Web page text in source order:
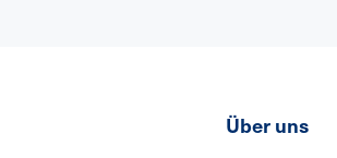
Über uns